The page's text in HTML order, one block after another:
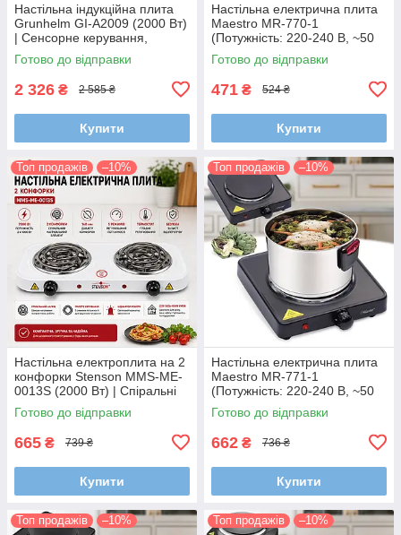
Настільна індукційна плита
Grunhelm GI-A2009 (2000 Вт)
| Сенсорне керування,
автовиявлення посуду та
скляна поверхня
Готово до відправки
2 326 ₴ 2 585 ₴
Купити
Настільна електрична плита
Maestro MR-770-1
(Потужність: 220-240 В, ~50
Гц, 1000 Вт)
Готово до відправки
471 ₴ 524 ₴
Купити
Топ продажів –10%
Настільна електроплита на 2
конфорки Stenson MMS-ME-
0013S (2000 Вт) | Спіральні
нагрівачі 14 см та біла емаль
Готово до відправки
665 ₴ 739 ₴
Купити
Топ продажів –10%
Настільна електрична плита
Maestro MR-771-1
(Потужність: 220-240 В, ~50
Гц, 1000 Вт, 155 мм)
Готово до відправки
662 ₴ 736 ₴
Купити
Топ продажів –10% Топ продажів –10%